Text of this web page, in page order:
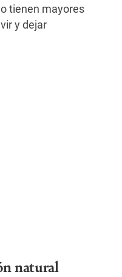
tienen mayores
y dejar
natural